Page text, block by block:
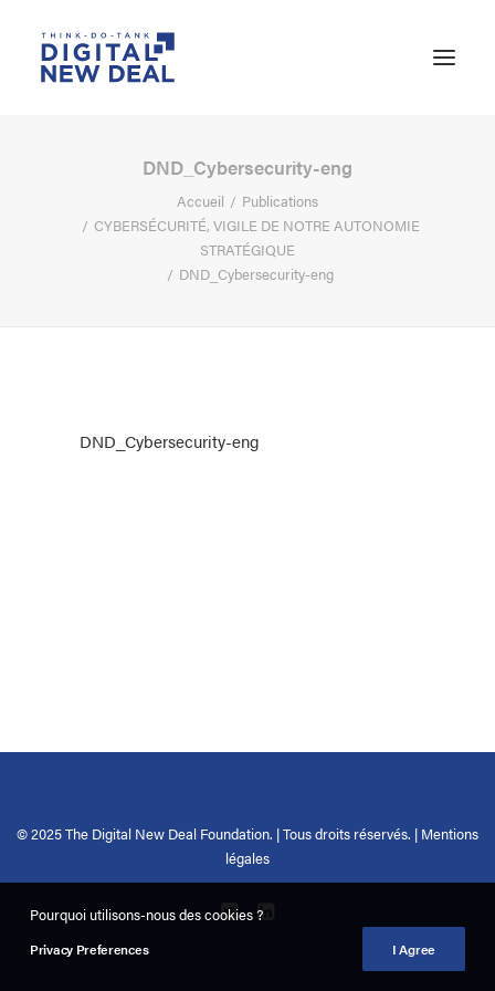
DND_Cybersecurity-eng
Accueil
Publications
CYBERSÉCURITÉ, VIGILE DE NOTRE AUTONOMIE
STRATÉGIQUE
DND_Cybersecurity-eng
DND_Cybersecurity-eng
© 2025 The Digital New Deal Foundation. | Tous droits réservés. | Mentions
légales
Pourquoi utilisons-nous des cookies ?
Privacy Preferences I Agree